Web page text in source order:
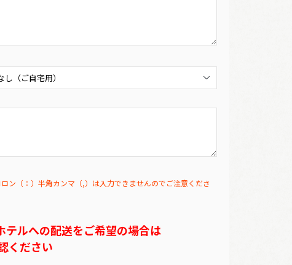
ン（：）半角カンマ（,）は入力できませんのでご注意くださ
テルへの配送をご希望の場合は
ください